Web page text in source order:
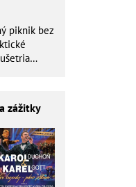
piknik bez
zážitky